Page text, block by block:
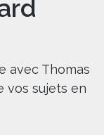
avec Thomas
vos sujets en